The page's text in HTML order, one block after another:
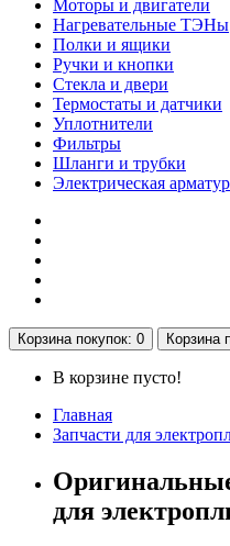
Моторы и двигатели
Нагревательные ТЭНы
Полки и ящики
Ручки и кнопки
Стекла и двери
Термостаты и датчики
Уплотнители
Фильтры
Шланги и трубки
Электрическая
Корзинапокупок: 0 Корзина
В корзине пусто!
Главная
Запчасти для
для